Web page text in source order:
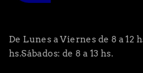
De Lunes a Viernes de 8 a 12
hs.Sábados: de 8 a 13 hs.